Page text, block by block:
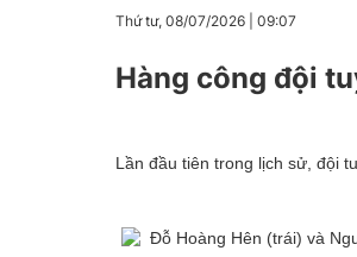
Giải trí
Thứ tư, 08/07/2026 09:07
Hàng công đội
Lần đầu tiên trong lịch sử, đội